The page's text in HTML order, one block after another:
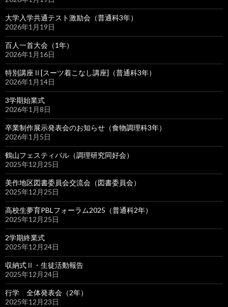
大学入学共通テスト激励会（普通科3年）
2026年1月19日
百人一首大会（1年）
2026年1月16日
特別講座Ⅱ[スーツ着こなし講座]（普通科3年）
2026年1月14日
3学期始業式
2026年1月8日
卒業制作展示発表会のお知らせ（食物調理科3年）
2026年1月5日
鶴山フェスティバル（調理研究同好会）
2025年12月25日
美作地区図書委員会交流会（図書委員会）
2025年12月25日
高校生夢育PBLフォーラム2025（普通科2年）
2025年12月25日
2学期終業式
2025年12月24日
収納式Ⅱ・生徒活動報告
2025年12月24日
行学 全体発表会（2年）
2025年12月23日